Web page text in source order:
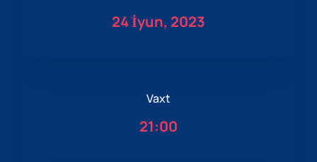
24 İyun, 2023
Vaxt
21:00